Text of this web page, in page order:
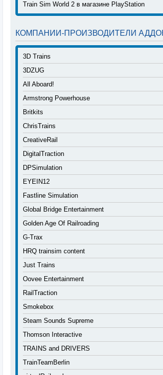
Train Sim World 2 в магазине PlayStation
КОМПАНИИ-ПРОИЗВОДИТЕЛИ
3D Trains
3DZUG
All Aboard!
Armstrong Powerhouse
Britkits
ChrisTrains
CreativeRail
DigitalTraction
DPSimulation
EYEIN12
Fastline Simulation
Global Bridge Entertainment
Golden Age Of Railroading
G-Trax
HRQ trainsim content
Just Trains
Oovee Entertainment
RailTraction
Smokebox
Steam Sounds Supreme
Thomson Interactive
TRAINS and DRIVERS
TrainTeamBerlin